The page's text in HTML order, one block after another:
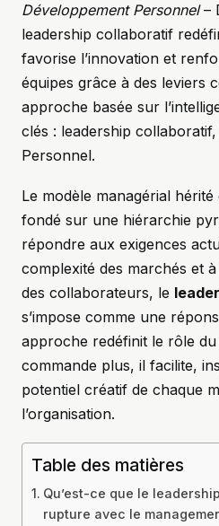
Développement Personnel–
leadership collaboratif
favorise l’innovation et
équipes grâce à des leviers
approche basée sur
clés : leadership
Personnel.
Le modèle managérial hérité
fondé sur une hiérarchie
répondre aux exigences
complexité des marchés et à
des collaborateurs, le
s’impose comme une
approche redéfinit le rôle du
commande plus, il facilite,
potentiel créatif de chaque
l’organisation.
Table des matières
Qu’est-ce que le
rupture avec le